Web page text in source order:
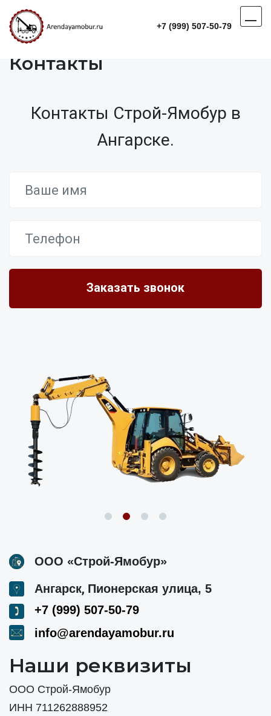
+7 (999) 507-50-79
Контакты
Контакты Строй-Ямобур в
Ангарске.
ООО «Строй-Ямобур»
Ангарск, Пионерская улица, 5
+7 (999) 507-50-79
info@arendayamobur.ru
Наши реквизиты
ООО Строй-Ямобур
ИНН 711262888952